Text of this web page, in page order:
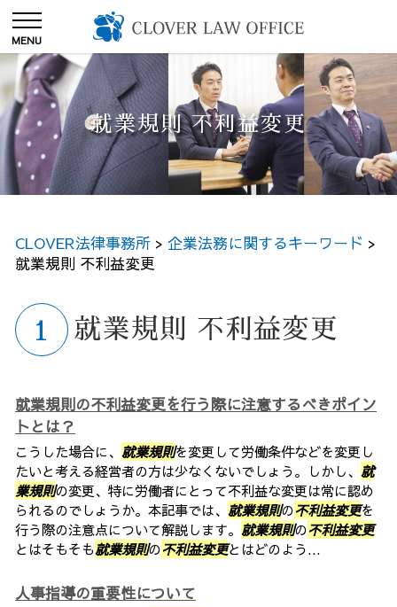
就業規則 不利益変更
CLOVER法律事務所 > 企業法務に関するキーワード >
就業規則 不利益変更
就業規則 不利益変更
就業規則の不利益変更を行う際に注意するべきポイン
トとは？
こうした場合に、 就業規則を変更して労働条件などを変更し
たいと考える経営者の方は少なくないでしょう。しかし、 就
業規則の変更、特に労働者にとって不利益な変更は常に認め
られるのでしょうか。本記事では、 就業規則の不利益変更を
行う際の注意点について解説します。 就業規則の不利益変更
とはそもそも就業規則の不利益変更とはどのよう...
人事指導の重要性について